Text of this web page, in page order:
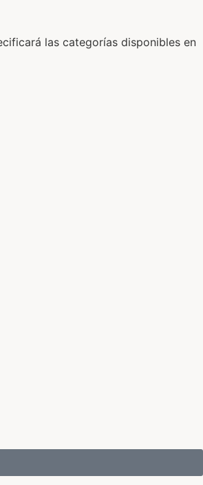
las categorías disponibles en